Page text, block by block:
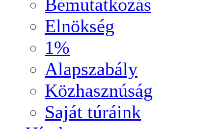
Bemutatkozás
Elnökség
1%
Alapszabály
Közhasznúság
Saját túráink